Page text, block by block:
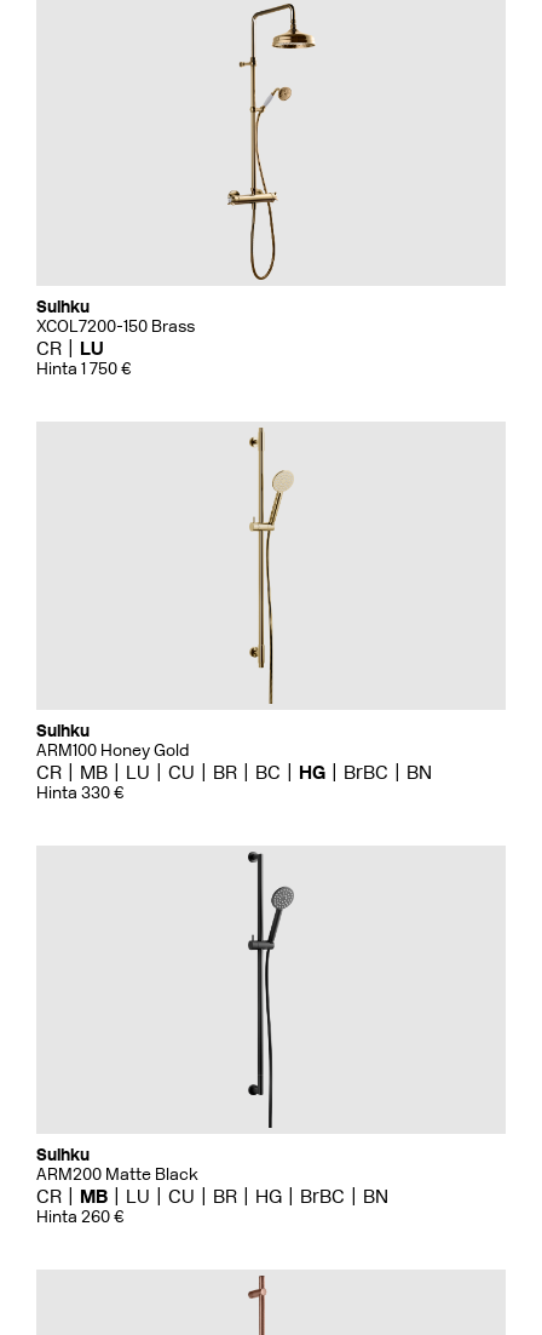
Suihku
XCOL7200-150 Brass
CR LU
Hinta 1 750 €
Suihku
ARM100 Honey Gold
CR MB LU CU BR BC HG BrBC BN
Hinta 330 €
Suihku
ARM200 Matte Black
CR MB LU CU BR HG BrBC BN
Hinta 260 €